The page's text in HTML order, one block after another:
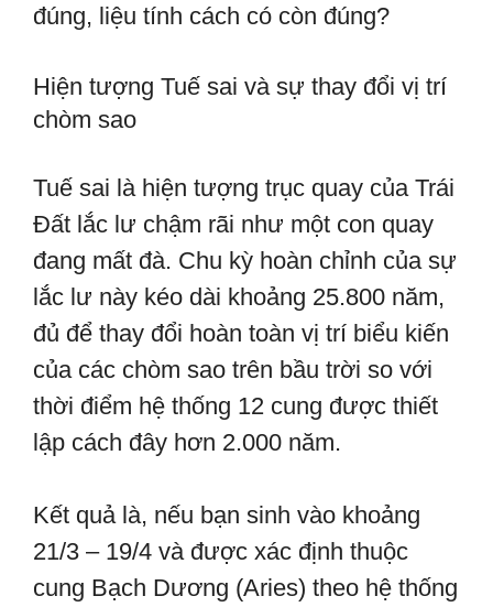
đúng, liệu tính cách có còn đúng?
Hiện tượng Tuế sai và sự thay đổi vị trí
chòm sao
Tuế sai là hiện tượng trục quay của Trái
Đất lắc lư chậm rãi như một con quay
đang mất đà. Chu kỳ hoàn chỉnh của sự
lắc lư này kéo dài khoảng 25.800 năm,
đủ để thay đổi hoàn toàn vị trí biểu kiến
của các chòm sao trên bầu trời so với
thời điểm hệ thống 12 cung được thiết
lập cách đây hơn 2.000 năm.
Kết quả là, nếu bạn sinh vào khoảng
21/3 – 19/4 và được xác định thuộc
cung Bạch Dương (Aries) theo hệ thống